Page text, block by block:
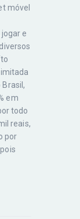
móvel
e
em
todo
reais,
por